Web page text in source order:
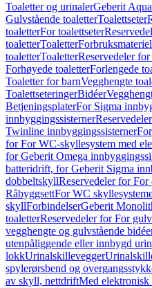
Toaletter og urinalerGeberit
Gulvstående toaletterToalettseter
toaletterFor toalettseter
toaletterToaletter
toaletterToaletterReservedeler
Forhøyede toaletterForlengede
Toaletter for barnVegghengte
ToalettseteringerBidéer
BetjeningsplaterFor Sigma
innbyggingssisterner
Twinline innbyggingssisterner
for For WC-skyllesystem med
for Geberit Omega
batteridrift, for Geberit Sigma
dobbeltskyllReservedeler for
RåbyggsettFor WC
skyllForbindelserGeberit
toaletterReservedeler for For
vegghengte og gulvstående
utenpåliggende eller innbygd
lokkUrinalskillevegger
spylerørsbend og
av skyll, nettdriftMed